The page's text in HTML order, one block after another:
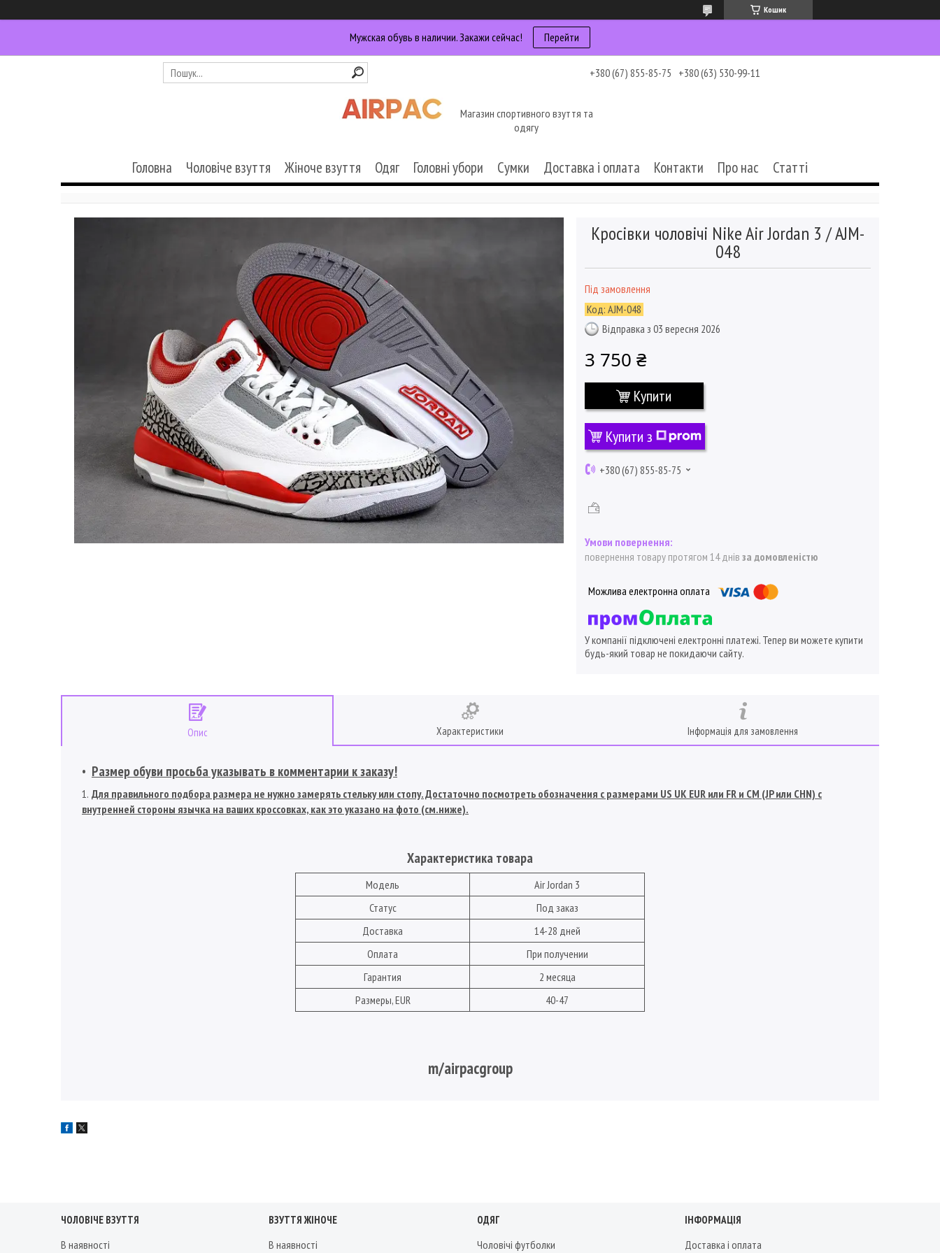
Кошик
Мужская обувь в наличии. Закажи сейчас! Перейти
+380 (67) 855-85-75 +380 (63) 530-99-11
Магазин спортивного взуття та
одягу
Головна Чоловіче взуття Жіноче взуття Одяг Головні убори Сумки Доставка і оплата Контакти Про нас Статті
Кросівки чоловічі Nike Air Jordan 3 / AJM-
048
Під замовлення
Код: AJM-048
Відправка з 03 вересня 2026
3 750 ₴
Купити
Купити з
+380 (67) 855-85-75
повернення товару протягом 14 днів за домовленістю
У компанії підключені електронні платежі. Тепер ви можете купити
будь-який товар не покидаючи сайту.
Опис Характеристики Інформація для замовлення
Размер обуви просьба указывать в комментарии к заказу!
Для правильного подбора размера не нужно замерять стельку или стопу. Достаточно посмотреть обозначения с размерами US UK EUR или FR и СМ (JP или CHN) с
внутренней стороны язычка на ваших кроссовках, как это указано на фото (см.ниже).
Характеристика товара
Модель
Air Jordan 3
Статус
Под заказ
Доставка
14-28 дней
Оплата
При получении
Гарантия
2 месяца
Размеры, EUR
40-47
m/airpacgroup
ЧОЛОВІЧЕ ВЗУТТЯ
В наявності
ВЗУТТЯ ЖІНОЧЕ
В наявності
ОДЯГ
Чоловічі футболки
ІНФОРМАЦІЯ
Доставка і оплата